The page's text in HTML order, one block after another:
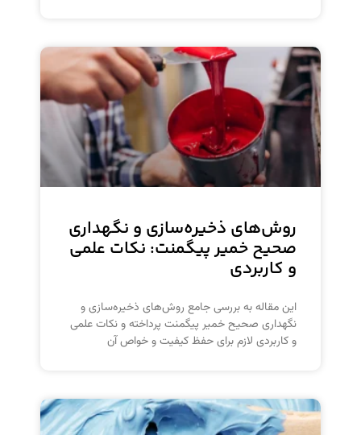
روش‌های ذخیره‌سازی و نگهداری
صحیح خمیر پیگمنت: نکات علمی
و کاربردی
این مقاله به بررسی جامع روش‌های ذخیره‌سازی و
نگهداری صحیح خمیر پیگمنت پرداخته و نکات علمی
و کاربردی لازم برای حفظ کیفیت و خواص آن